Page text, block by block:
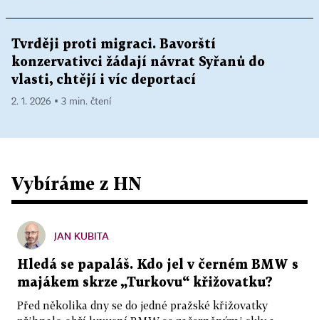
Tvrději proti migraci. Bavorští
konzervativci žádají návrat Syřanů do
vlasti, chtějí i víc deportací
2. 1. 2026 ▪ 3 min. čtení
Vybíráme z HN
JAN KUBITA
Hledá se papaláš. Kdo jel v černém BMW s
majákem skrze „Turkovu“ křižovatku?
Před několika dny se do jedné pražské křižovatky